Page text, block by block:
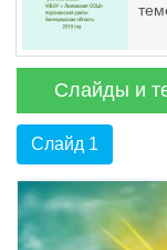
Слайды и
Слайд 1